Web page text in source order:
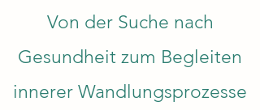
Von der Suche nach
Gesundheit zum Begleiten
innerer Wandlungsprozesse